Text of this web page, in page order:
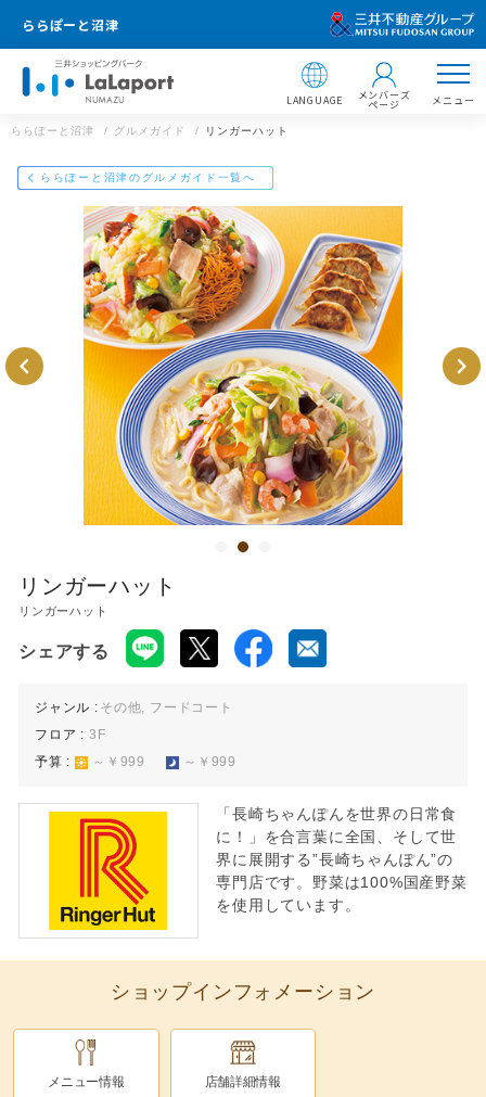
ららぽーと沼津
LANGUAGE メンバーズ
ページ メニュー
ららぽーと沼津
住所 ：
〒410-8541 静岡県沼津市東椎路字東荒301番地3
【飲食店 営業時間】
ショッピング 10:00〜21:00
サービス 10:00〜21:00
フードコート 10:00〜21:00
レストラン 11:00〜22:00
※ラストオーダーは店舗によって異なります。
店舗情報
リンガーハット
ららぽーと沼津
静岡県沼津市東椎路字東荒301番地3
https://mitsui-shopping-park.com/gourmet/lalaport/numazu/g00
37000000037012/
メールで送る Facebookでシェア LINEで送る
ららぽーと沼津 グルメガイド リンガーハット
ららぽーと沼津のグルメガイド一覧へ
リンガーハット
リンガーハット
シェアする
ジャンル : その他, フードコート
フロア : 3F
予算 :
～￥999 ～￥999
「長崎ちゃんぽんを世界の日常食
に！」を合言葉に全国、そして世
界に展開する”長崎ちゃんぽん”の
専門店です。野菜は100%国産野菜
を使用しています。
ショップインフォメーション
メニュー情報 店舗詳細情報